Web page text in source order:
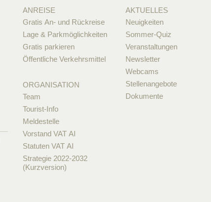
ANREISE
Gratis An- und Rückreise
Lage & Parkmöglichkeiten
Gratis parkieren
Öffentliche Verkehrsmittel
ORGANISATION
Team
Tourist-Info
Meldestelle
Vorstand VAT AI
Statuten VAT AI
Strategie 2022-2032
(Kurzversion)
AKTUELLES
Neuigkeiten
Sommer-Quiz
Veranstaltungen
Newsletter
Webcams
Stellenangebote
Dokumente